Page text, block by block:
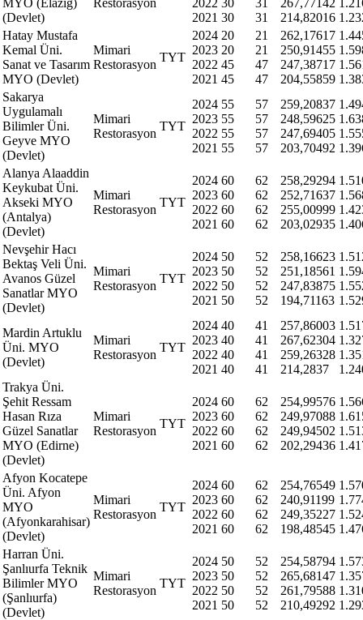
(Devlet)
2021 30
31
214,82016
Hatay Mustafa
Kemal Üni.
Sanat ve Tasarım
MYO (Devlet)
Mimari
Restorasyon
TYT
2024
2023
2022
2021
20
20
45
45
21
21
47
47
262,17617
250,91455
247,38717
204,55859
Sakarya
Uygulamalı
Bilimler Üni.
Geyve MYO
(Devlet)
Mimari
Restorasyon
TYT
2024
2023
2022
2021
55
55
55
55
57
57
57
57
259,20837
248,59625
247,69405
203,70492
Alanya Alaaddin
Keykubat Üni.
Akseki MYO
(Antalya)
(Devlet)
Mimari
Restorasyon
TYT
2024
2023
2022
2021
60
60
60
60
62
62
62
62
258,29294
252,71637
255,00999
203,02935
Nevşehir Hacı
Bektaş Veli Üni.
Avanos Güzel
Sanatlar MYO
(Devlet)
Mimari
Restorasyon
TYT
2024
2023
2022
2021
50
50
50
50
52
52
52
52
258,16623
251,18561
247,83875
194,71163
Mardin Artuklu
Üni. MYO
(Devlet)
Mimari
Restorasyon
TYT
2024
2023
2022
2021
40
40
40
40
41
41
41
41
257,86003
267,62304
259,26328
214,2837
Trakya Üni.
Şehit Ressam
Hasan Rıza
Güzel Sanatlar
MYO (Edirne)
(Devlet)
Mimari
Restorasyon
TYT
2024
2023
2022
2021
60
60
60
60
62
62
62
62
254,99576
249,97088
249,94502
202,29436
Afyon Kocatepe
Üni. Afyon
MYO
(Afyonkarahisar)
(Devlet)
Mimari
Restorasyon
TYT
2024
2023
2022
2021
60
60
60
60
62
62
62
62
254,76549
240,91199
249,35227
198,48545
Harran Üni.
Şanlıurfa Teknik
Bilimler MYO
(Şanlıurfa)
(Devlet)
Mimari
Restorasyon
TYT
2024
2023
2022
2021
50
50
50
50
52
52
52
52
254,58794
265,68147
261,79588
210,49292